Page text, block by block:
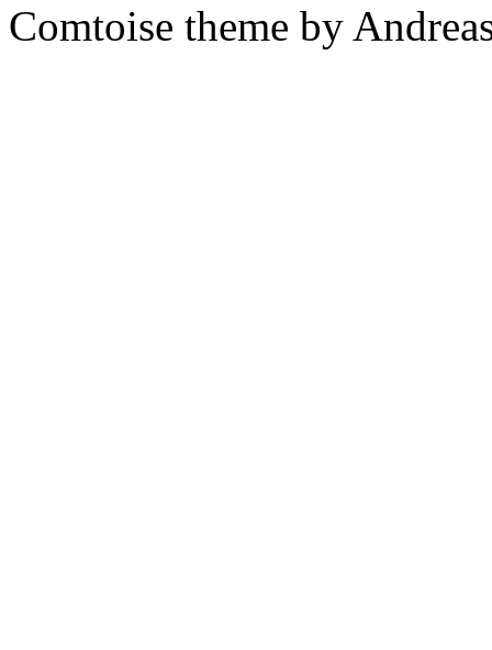
Comtoise theme by